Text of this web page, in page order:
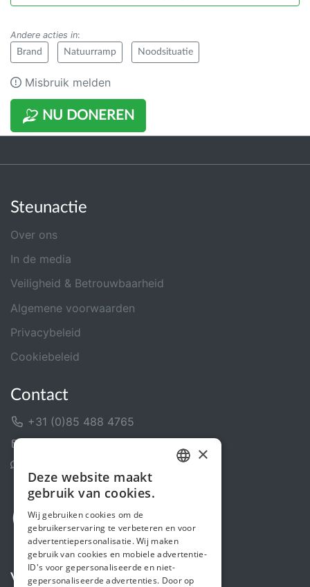
NU DONEREN
Andere acties in:
Brand Natuurramp Noodsituatie
Misbruik melden
Steunactie
Over ons
In de media
Veiligheid & Betrouwbaarheid
Algemene voorwaarden
Privacybeleid
Cookiebeleid
Contact
+31 (0)85 488 4765
Volg ons
ENGLISH
×
Deze website maakt
gebruik van cookies.
Wij gebruiken cookies om de
gebruikerservaring te verbeteren en voor
advertentiepersonalisatie. Wij maken
gebruik van cookies en mobiele advertentie-
ID's voor gepersonaliseerde en niet-
gepersonaliseerde advertenties. Door op